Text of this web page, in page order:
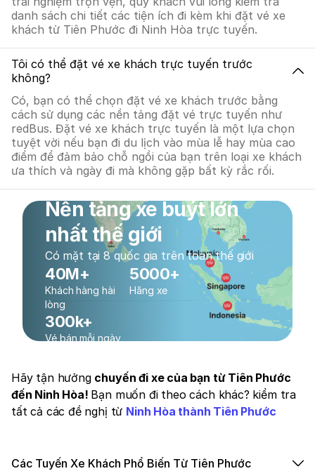
danh sách chi tiết các tiện ích đi kèm khi đặt vé xe
khách từ Tiên Phước đi Ninh Hòa trực tuyến.
Tôi có thể đặt vé xe khách trực tuyến trước
không?
Có, bạn có thể chọn đặt vé xe khách trước bằng
cách sử dụng các nền tảng đặt vé trực tuyến như
redBus. Đặt vé xe khách trực tuyến là một lựa chọn
tuyệt vời nếu bạn đi du lịch vào mùa lễ hay mùa cao
điểm để đảm bảo chỗ ngồi của bạn trên loại xe khách
ưa thích và ngày đi mà không gặp bất kỳ rắc rối.
Nền tảng xe buýt lớn
nhất thế giới
Có mặt tại 8 quốc gia trên toàn thế giới
40M+
Khách hàng hài
lòng
5000+
Hãng xe
300k+
Vé bán mỗi ngày
Hãy tận hưởng chuyến đi xe của bạn từ Tiên Phước
đến Ninh Hòa! Bạn muốn đi theo cách khác? kiểm tra
tất cả các đề nghị từ Ninh Hòa thành Tiên Phước
Các Tuyến Xe Khách Phổ Biến Từ Tiên Phước